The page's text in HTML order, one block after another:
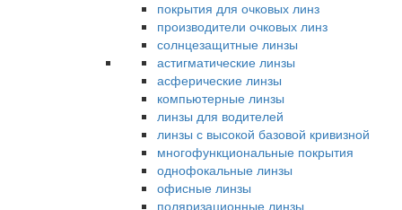
покрытия для очковых линз
производители очковых линз
солнцезащитные линзы
астигматические линзы
асферические линзы
компьютерные линзы
линзы для водителей
линзы с высокой базовой кривизной
многофункциональные покрытия
однофокальные линзы
офисные линзы
поляризационные линзы